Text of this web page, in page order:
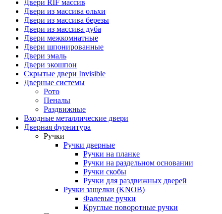
Двери RIF массив
Двери из массива ольхи
Двери из массива березы
Двери из массива дуба
Двери межкомнатные
Двери шпонированные
Двери эмаль
Двери экошпон
Скрытые двери Invisible
Дверные системы
Рото
Пеналы
Раздвижные
Входные металлические двери
Дверная фурнитура
Ручки
Ручки дверные
Ручки на планке
Ручки на раздельном основании
Ручки скобы
Ручки для раздвижных дверей
Ручки защелки (KNOB)
Фалевые ручки
Круглые поворотные ручки